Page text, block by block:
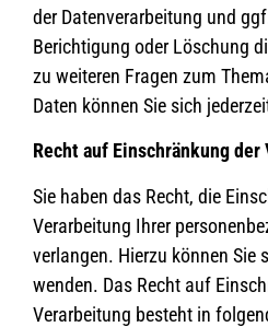
der Datenverarbeitung und
Berichtigung oder Löschung
zu weiteren Fragen zum
Daten können Sie sich
Recht auf Einschränkung
Sie haben das Recht, die
Verarbeitung Ihrer
verlangen. Hierzu können Sie
wenden. Das Recht auf
Verarbeitung besteht in